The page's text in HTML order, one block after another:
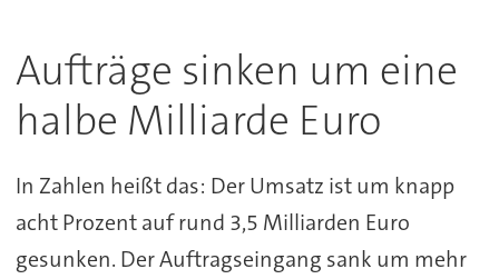
Aufträge sinken um eine
halbe Milliarde Euro
In Zahlen heißt das: Der Umsatz ist um knapp
acht Prozent auf rund 3,5 Milliarden Euro
gesunken. Der Auftragseingang sank um mehr